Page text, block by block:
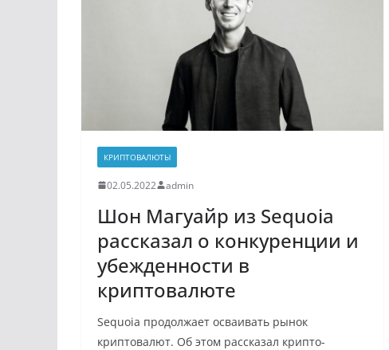
КРИПТОВАЛЮТЫ
02.05.2022 admin
Шон Магуайр из Sequoia
рассказал о конкуренции и
убежденности в
криптовалюте
Sequoia продолжает осваивать рынок
криптовалют. Об этом рассказал крипто-